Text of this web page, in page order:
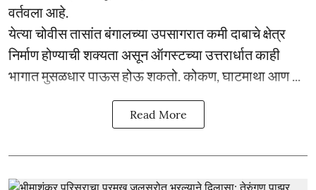
वर्तवला आहे.
येत्या चोवीस तासांत बंगालच्या उपसागरात कमी दाबाचे क्षेत्र
निर्माण होण्याची शक्यता असून ऑगस्टच्या उत्तरार्धात काही
भागात मुसळधार पाऊस होऊ शकतो. कोकण, घाटमाथा आण ...
Read More